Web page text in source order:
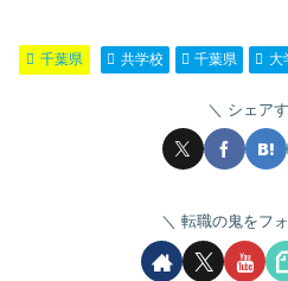
千葉県 共学校 千葉県 大
シェア
転職の鬼をフ